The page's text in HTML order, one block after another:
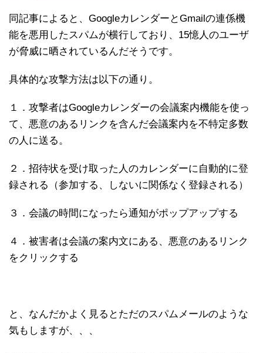
同記事によると、GoogleカレンダーとGmailの連係機
能を悪用したスパムが横行しており、15憶人のユーザ
が脅威に晒されているんだそうです。
具体的な攻撃方法は以下の通り。
１．攻撃者はGoogleカレンダーの会議案内機能を使っ
て、悪意のあるリンクを含んだ会議案内を不特定多数
の人に送る。
２．招待状を受け取った人のカレンダーに自動的に登
録される（参加する、しないに関係なく登録される）
３．会議の時間になったら通知がポップアップする
４．被害者は会議の案内文にある、悪意のあるリンク
をクリックする
と、なんだかよく見るとただのスパムメールのような
気もしますが、、、